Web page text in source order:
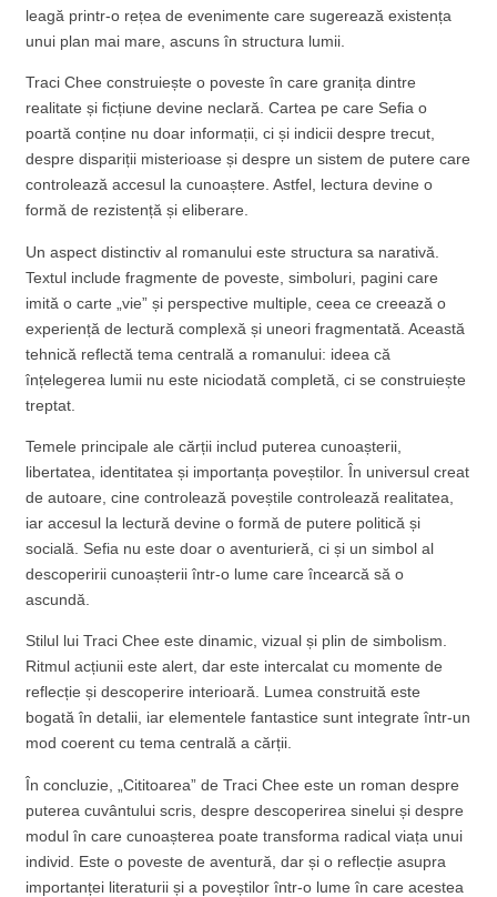
leagă printr-o rețea de evenimente care sugerează existența
unui plan mai mare, ascuns în structura lumii.
Traci Chee construiește o poveste în care granița dintre
realitate și ficțiune devine neclară. Cartea pe care Sefia o
poartă conține nu doar informații, ci și indicii despre trecut,
despre dispariții misterioase și despre un sistem de putere care
controlează accesul la cunoaștere. Astfel, lectura devine o
formă de rezistență și eliberare.
Un aspect distinctiv al romanului este structura sa narativă.
Textul include fragmente de poveste, simboluri, pagini care
imită o carte „vie” și perspective multiple, ceea ce creează o
experiență de lectură complexă și uneori fragmentată. Această
tehnică reflectă tema centrală a romanului: ideea că
înțelegerea lumii nu este niciodată completă, ci se construiește
treptat.
Temele principale ale cărții includ puterea cunoașterii,
libertatea, identitatea și importanța poveștilor. În universul creat
de autoare, cine controlează poveștile controlează realitatea,
iar accesul la lectură devine o formă de putere politică și
socială. Sefia nu este doar o aventurieră, ci și un simbol al
descoperirii cunoașterii într-o lume care încearcă să o
ascundă.
Stilul lui Traci Chee este dinamic, vizual și plin de simbolism.
Ritmul acțiunii este alert, dar este intercalat cu momente de
reflecție și descoperire interioară. Lumea construită este
bogată în detalii, iar elementele fantastice sunt integrate într-un
mod coerent cu tema centrală a cărții.
În concluzie, „Cititoarea” de Traci Chee este un roman despre
puterea cuvântului scris, despre descoperirea sinelui și despre
modul în care cunoașterea poate transforma radical viața unui
individ. Este o poveste de aventură, dar și o reflecție asupra
importanței literaturii și a poveștilor într-o lume în care acestea